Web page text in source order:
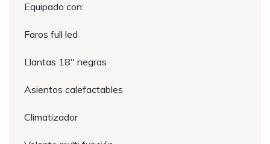
Equipado con:
Faros full led
Llantas 18″ negras
Asientos calefactables
Climatizador